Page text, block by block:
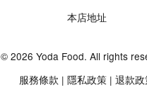
本店地址
© 2026 Yoda Food. All rights
服務條款 | 隱私政策 | 退款